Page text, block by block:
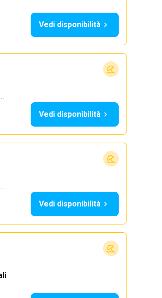
Vedi disponibilità
Vedi disponibilità
Vedi disponibilità
·